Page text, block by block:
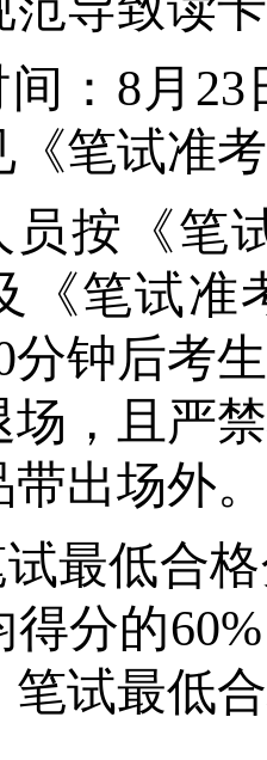
： 8月23
《笔试准
员按《笔
《笔试准
分钟后考
场，且严
出场外。
最低合
得分的
笔试最低